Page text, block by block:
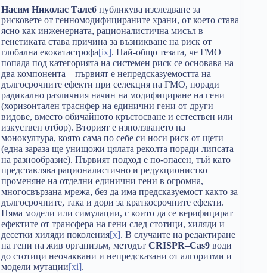
Насим Николас Талеб публикува изследване за
рисковете от генномодифицираните храни, от което става
ясно как инженерната, рационалистична мисъл в
генетиката става причина за възникване на риск от
глобална екокатастрофа[ix]. Най-общо тезата, че ГМО
попада под категорията на системен риск се основава на
два компонента – първият е непредсказуемостта на
дългосрочните ефекти при селекция на ГМО, поради
радикално различния начин на модифициране на гени
(хоризонтален траснфер на единични гени от други
видове, вместо обичайното кръстосване и естествен или
изкуствен отбор). Вторият е използването на
монокултура, която сама по себе си носи риск от щети
(една зараза ще унищожи цялата реколта поради липсата
на разнообразие). Първият подход е по-опасен, тъй като
представлява рационалистично и редукционистко
променяне на отделни единични гени в огромна,
многосвързана мрежа, без да има предсказуемост както за
дългосрочните, така и дори за краткосрочните ефекти.
Няма модели или симулации, с които да се верифицират
ефектите от трансфера на гени след стотици, хиляди и
десетки хиляди поколения[x]. В случаите на редактиране
на гени на жив организъм, методът CRISPR–Cas9 води
до стотици неочаквани и непредсказани от алгоритми и
модели мутации[xi].